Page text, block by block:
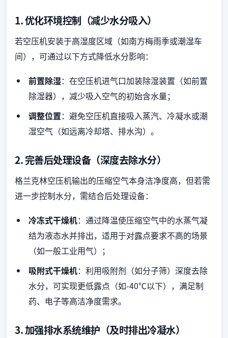
1. 优化环境控制（减少水分吸入）
若空压机安装于高湿度区域（如南方梅雨季或潮湿车
间），可通过以下方式降低水分影响：
前置除湿：在空压机进气口加装除湿装置（如前置
除湿器），减少吸入空气的初始含水量；
调整位置：避免空压机直接吸入蒸汽、冷凝水或潮
湿空气（如远离冷却塔、排水沟）。
2. 完善后处理设备（深度去除水分）
格兰克林空压机输出的压缩空气本身洁净度高，但若需
进一步控制水分，需结合后处理设备：
冷冻式干燥机：通过降温使压缩空气中的水蒸气凝
结为液态水并排出，适用于对露点要求不高的场景
（如一般工业用气）；
吸附式干燥机：利用吸附剂（如分子筛）深度去除
水分，可实现更低露点（如-40℃以下），满足制
药、电子等高洁净度需求。
3. 加强排水系统维护（及时排出冷凝水）